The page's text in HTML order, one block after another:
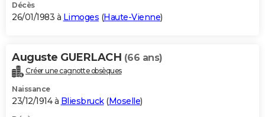
Décès
26/01/1983 à Limoges (Haute-Vienne)
Auguste GUERLACH (66 ans)
Créer une cagnotte obsèques
Naissance
23/12/1914 à Bliesbruck(Moselle)